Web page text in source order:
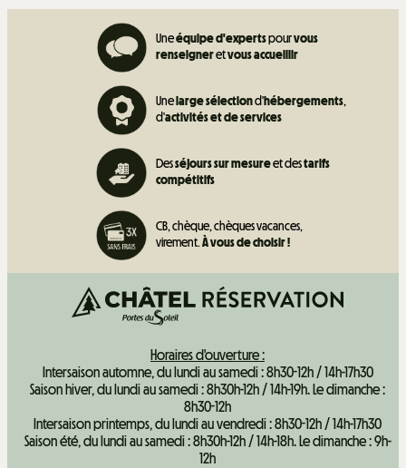
Uneéquipe d'expertspourvous
renseigneretvous accueillir
Unelarge sélectiond'hébergements,
d'activités et deservices
Desséjours sur mesureet destarifs
compétitifs
CB, chèque, chèques vacances,
virement.À vous de choisir !
Horaires d'ouverture :
Intersaison automne, du lundi au samedi : 8h30-12h / 14h-17h30
Saison hiver, du lundi au samedi : 8h30h-12h / 14h-19h. Le dimanche :
8h30-12h
Intersaison printemps, du lundi au vendredi : 8h30-12h / 14h-17h30
Saison été, du lundi au samedi : 8h30h-12h / 14h-18h. Le dimanche : 9h-
12h